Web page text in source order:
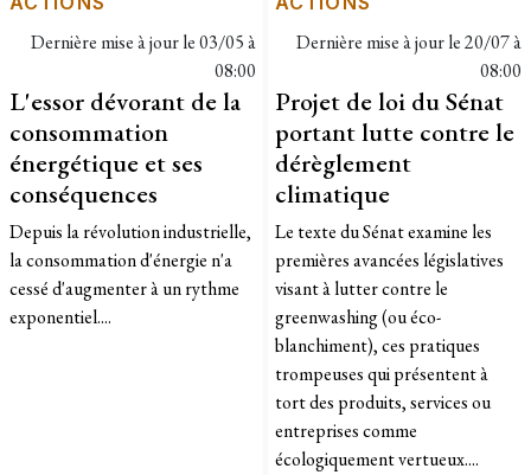
Dernière mise à jour le03/05 à
08:00
L'essor dévorant de la
consommation
énergétique et ses
conséquences
Depuis la révolution industrielle,
la consommation d'énergie n'a
cessé d'augmenter à un rythme
exponentiel....
Dernière mise à jour le20/07 à
08:00
Projet de loi du Sénat
portant lutte contre le
dérèglement
climatique
Le texte du Sénat examine les
premières avancées législatives
visant à lutter contre le
greenwashing (ou éco-
blanchiment), ces pratiques
trompeuses qui présentent à
tort des produits, services ou
entreprises comme
écologiquement vertueux....